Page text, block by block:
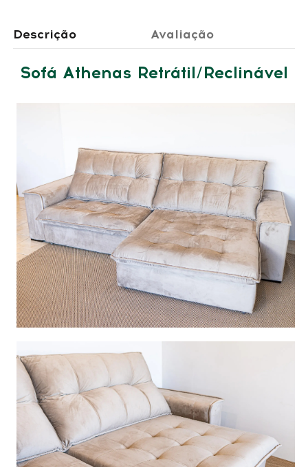
Descrição Avaliação
Sofá Athenas Retrátil/Reclinável